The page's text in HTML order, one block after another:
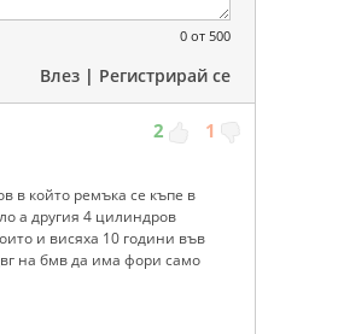
0 от 500
Влез | Регистрирай се
2 1
в който ремъка се къпе в
а другия 4 цилиндров
и висяха 10 години във
на бмв да има фори само